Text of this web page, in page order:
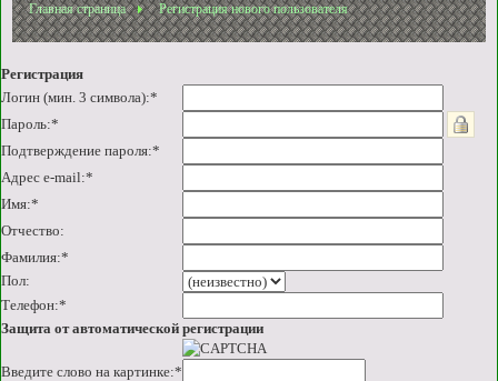
Главная страница Регистрация нового пользователя
Регистрация
Логин (мин. 3 символа):*
Пароль:*
Подтверждение пароля:*
Адрес e-mail:*
Имя:*
Отчество:
Фамилия:*
Пол:
Телефон:*
Защита от автоматической регистрации
Введите слово на картинке:*